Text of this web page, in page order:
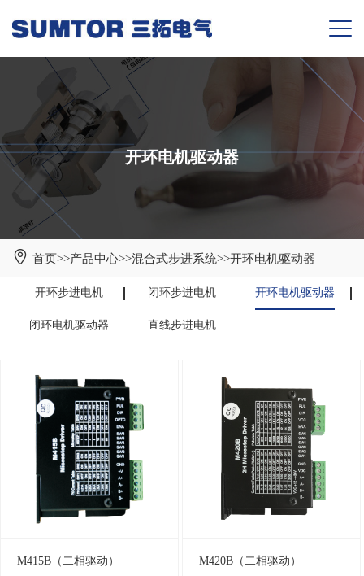
开环电机驱动器
首页>>产品中心>>混合式步进系统>>开环电机驱动器
开环步进电机 闭环步进电机 开环电机驱动器
闭环电机驱动器 直线步进电机
M415B（二相驱动） M420B（二相驱动）